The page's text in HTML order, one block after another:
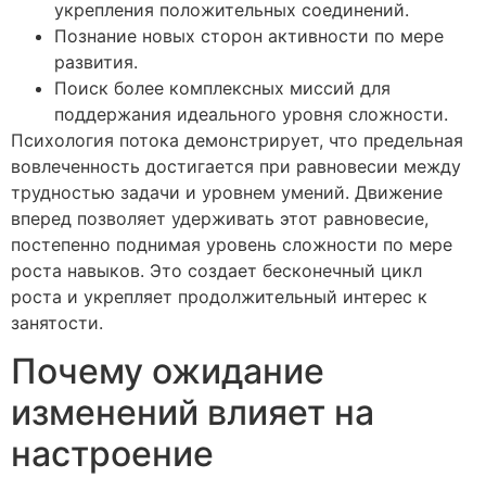
укрепления положительных соединений.
Познание новых сторон активности по мере
развития.
Поиск более комплексных миссий для
поддержания идеального уровня сложности.
Психология потока демонстрирует, что предельная
вовлеченность достигается при равновесии между
трудностью задачи и уровнем умений. Движение
вперед позволяет удерживать этот равновесие,
постепенно поднимая уровень сложности по мере
роста навыков. Это создает бесконечный цикл
роста и укрепляет продолжительный интерес к
занятости.
Почему ожидание
изменений влияет на
настроение